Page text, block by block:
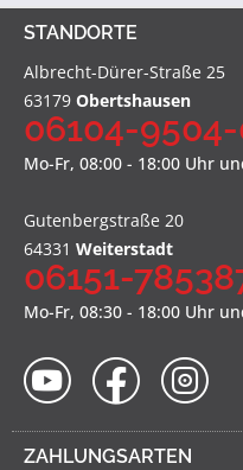
STANDORTE
Albrecht-Dürer-Straße 25
63179 Obertshausen
06104-
Mo-Fr, 08:00 - 18:00 Uhr
Gutenbergstraße 20
64331 Weiterstadt
06151-
Mo-Fr, 08:30 - 18:00 Uhr
ZAHLUNGSARTEN